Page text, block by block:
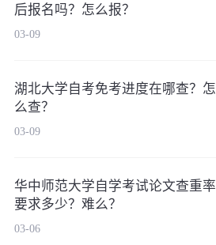
后报名吗？怎么报？
03-09
湖北大学自考免考进度在哪查？怎
么查？
03-09
华中师范大学自学考试论文查重率
要求多少？难么？
03-06